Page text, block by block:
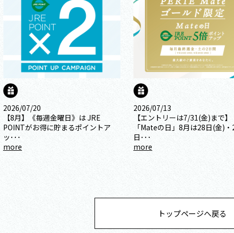
2026/07/20
【8月】《毎週金曜日》は JRE
POINTがお得に貯まるポイントア
ッ･･･
more
2026/07/13
【エントリーは7/31(金)まで】
「Mateの日」8月は28日(金)
日･･･
more
トップページへ戻る